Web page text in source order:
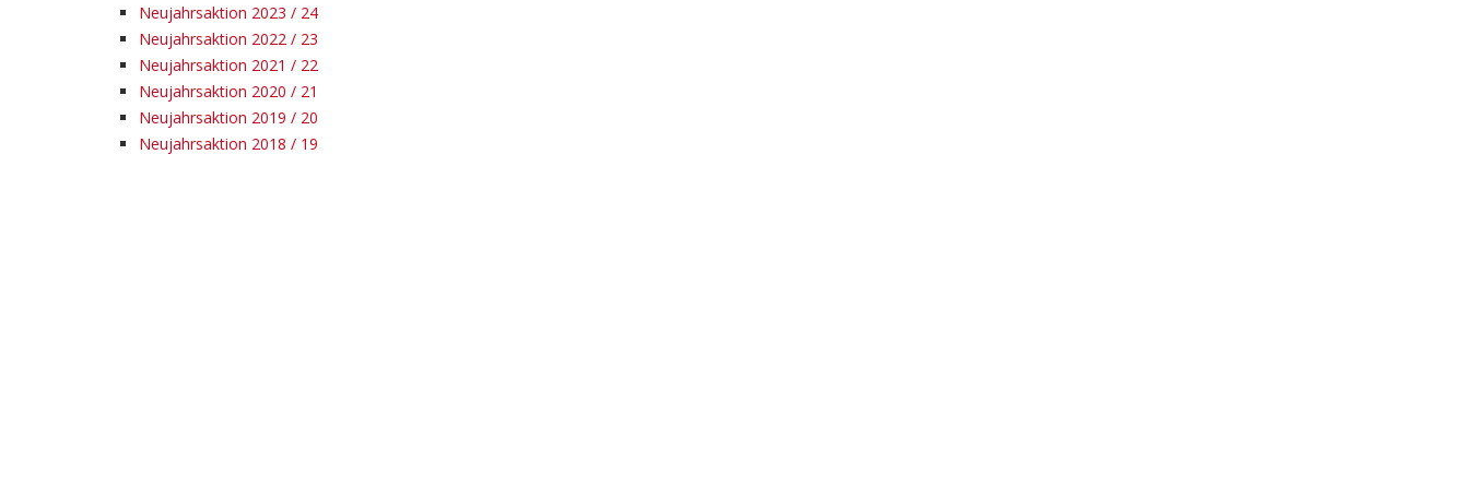
Neujahrsaktion 2023 / 24
Neujahrsaktion 2022 / 23
Neujahrsaktion 2021 / 22
Neujahrsaktion 2020 / 21
Neujahrsaktion 2019 / 20
Neujahrsaktion 2018 / 19